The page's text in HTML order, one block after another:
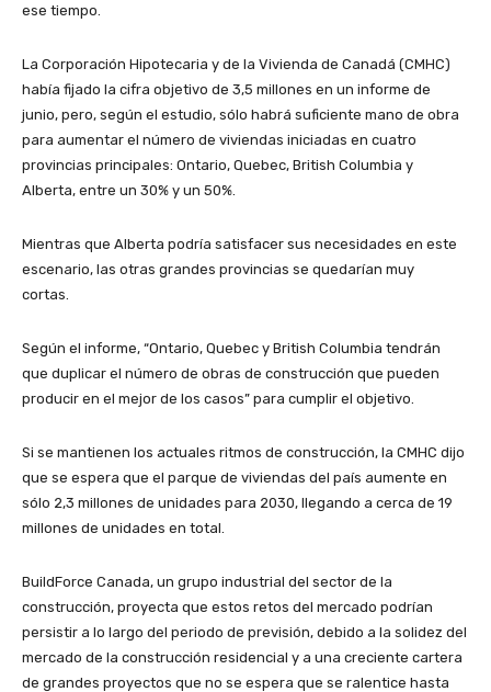
ese tiempo.
La Corporación Hipotecaria y de la Vivienda de Canadá (CMHC)
había fijado la cifra objetivo de 3,5 millones en un informe de
junio, pero, según el estudio, sólo habrá suficiente mano de obra
para aumentar el número de viviendas iniciadas en cuatro
provincias principales: Ontario, Quebec, British Columbia y
Alberta, entre un 30% y un 50%.
Mientras que Alberta podría satisfacer sus necesidades en este
escenario, las otras grandes provincias se quedarían muy
cortas.
Según el informe, “Ontario, Quebec y British Columbia tendrán
que duplicar el número de obras de construcción que pueden
producir en el mejor de los casos” para cumplir el objetivo.
Si se mantienen los actuales ritmos de construcción, la CMHC dijo
que se espera que el parque de viviendas del país aumente en
sólo 2,3 millones de unidades para 2030, llegando a cerca de 19
millones de unidades en total.
BuildForce Canada, un grupo industrial del sector de la
construcción, proyecta que estos retos del mercado podrían
persistir a lo largo del periodo de previsión, debido a la solidez del
mercado de la construcción residencial y a una creciente cartera
de grandes proyectos que no se espera que se ralentice hasta